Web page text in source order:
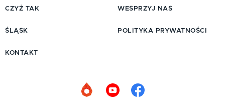
CZYŻ TAK
ŚLĄSK
WESPRZYJ NAS
POLITYKA PRYWATNOŚCI
KONTAKT